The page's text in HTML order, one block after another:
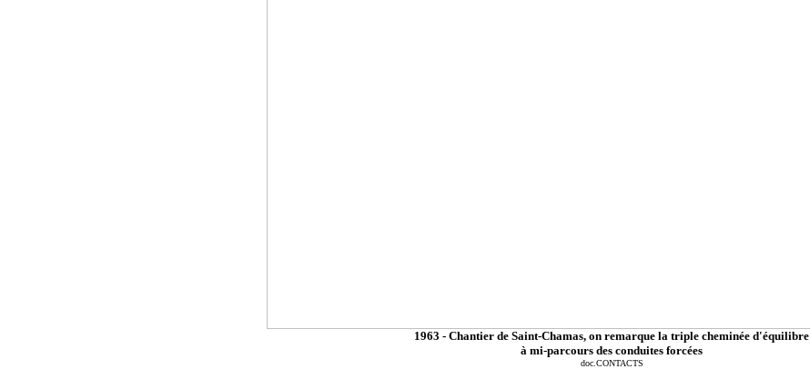
1963 - Chantier de Saint-Chamas, on remarque la triple cheminée d'équilibre
à mi-parcours des conduites forcées
doc.CONTACTS